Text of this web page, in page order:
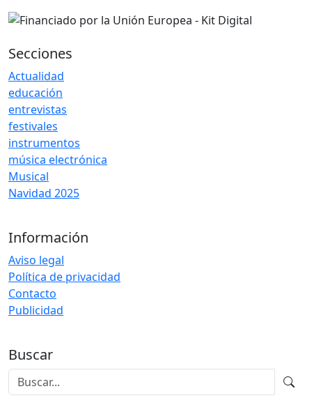
Secciones
Actualidad
educación
entrevistas
festivales
instrumentos
música electrónica
Musical
Navidad 2025
Información
Aviso legal
Política de privacidad
Contacto
Publicidad
Buscar